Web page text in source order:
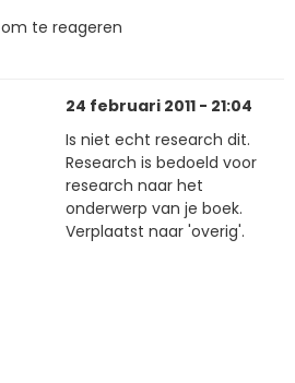
om te reageren
24 februari 2011 - 21:04
Is niet echt research dit.
Research is bedoeld voor
research naar het
onderwerp van je boek.
Verplaatst naar 'overig'.